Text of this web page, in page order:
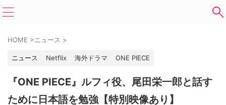
HOME >ニュース >
ニュース Netflix 海外ドラマ ONE PIECE
『ONE PIECE』ルフィ役、尾田栄一郎と話す
ために日本語を勉強【特別映像あり】